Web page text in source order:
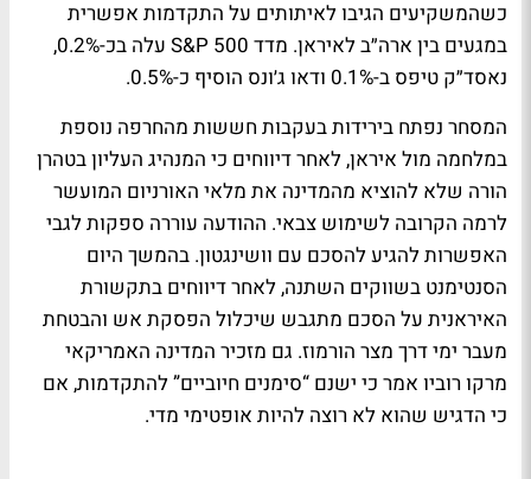
כשהמשקיעים הגיבו לאיתותים על התקדמות אפשרית
במגעים בין ארה״ב לאיראן. מדד S&P 500 עלה בכ-0.2%,
נאסד״ק טיפס ב-0.1% ודאו ג׳ונס הוסיף כ-0.5%.
המסחר נפתח בירידות בעקבות חששות מהחרפה נוספת
במלחמה מול איראן, לאחר דיווחים כי המנהיג העליון בטהרן
הורה שלא להוציא מהמדינה את מלאי האורניום המועשר
לרמה הקרובה לשימוש צבאי. ההודעה עוררה ספקות לגבי
האפשרות להגיע להסכם עם וושינגטון. בהמשך היום
הסנטימנט בשווקים השתנה, לאחר דיווחים בתקשורת
האיראנית על הסכם מתגבש שיכלול הפסקת אש והבטחת
מעבר ימי דרך מצר הורמוז. גם מזכיר המדינה האמריקאי
מרקו רוביו אמר כי ישנם “סימנים חיוביים” להתקדמות, אם
כי הדגיש שהוא לא רוצה להיות אופטימי מדי.